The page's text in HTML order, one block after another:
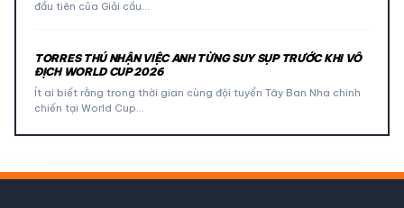
đầu tiên của Giải cầu…
TORRES THÚ NHẬN VIỆC ANH TỪNG SUY SỤP TRƯỚC KHI VÔ
ĐỊCH WORLD CUP 2026
Ít ai biết rằng trong thời gian cùng đội tuyển Tây Ban Nha chinh
chiến tại World Cup…